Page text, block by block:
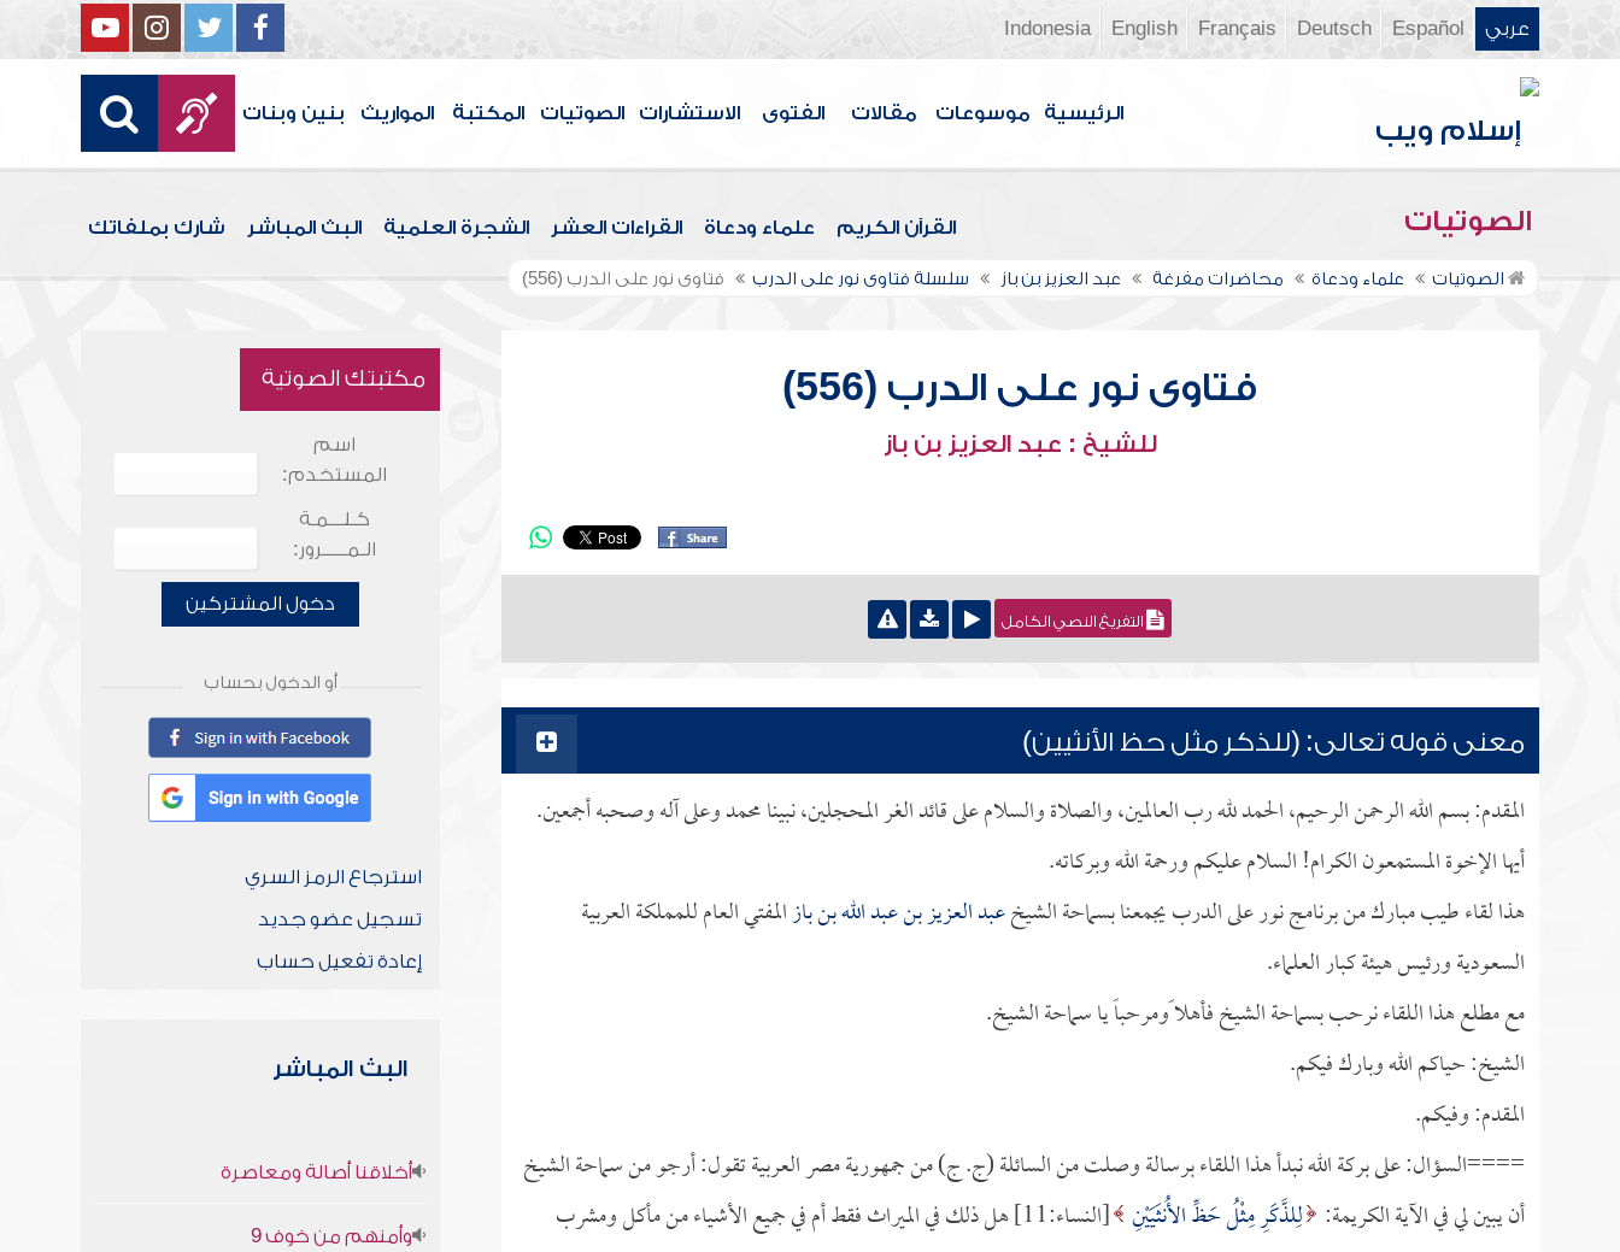
عربي Español
Deutsch
Français
English
Indonesia
الرئيسية موسوعات مقالات الفتوى الاستشارات الصوتيات المكتبة المواريث بنين وبنات
الصوتيات القرآن الكريم علماء ودعاة القراءات العشر الشجرة العلمية البث المباشر شارك بملفاتك
الصوتيات علماء ودعاة محاضرات مفرغة عبد العزيز بن باز سلسلة فتاوى نور على الدرب فتاوى نور على الدرب (556)
فتاوى نور على الدرب (556)
للشيخ : عبد العزيز بن باز
التفريغ النصي الكامل
معنى قوله تعالى: (للذكر مثل حظ الأنثيين)
المقدم: بسم الله الرحمن الرحيم، الحمد لله رب العالمين، والصلاة والسلام على قائد الغر المحجلين، نبينا محمد وعلى آله وصحبه أجمعين.
أيها الإخوة المستمعون الكرام! السلام عليكم ورحمة الله وبركاته.
هذا لقاء طيب مبارك من برنامج نور على الدرب يجمعنا بسماحة الشيخعبد العزيز بن عبد الله بن بازالمفتي العام للمملكة العربية
السعودية ورئيس هيئة كبار العلماء.
مع مطلع هذا اللقاء نرحب بسماحة الشيخ فأهلا ًومرحباً يا سماحة الشيخ.
الشيخ: حياكم الله وبارك فيكم.
المقدم: وفيكم.
====السؤال: على بركة الله نبدأ هذا اللقاء برسالة وصلت من السائلة (ج. ج) من جمهورية مصر العربية تقول: أرجو من سماحة الشيخ
أن يبين لي في الآية الكريمة: لِلذَّكَرِ مِثْلُ حَظِّ الأُنثَيَيْنِ
[النساء:11] هل ذلك في الميراث فقط أم في جميع الأشياء من مأكل ومشرب
مكتبتك الصوتية
اسم
المستخدم:
كـلـــمـة
الـمـــــرور:
دخول المشتركين
أو الدخول بحساب
استرجاع الرمز السري
تسجيل عضو جديد
إعادة تفعيل حساب
البث المباشر
أخلاقنا أصالة ومعاصرة
وأمنهم من خوف 9